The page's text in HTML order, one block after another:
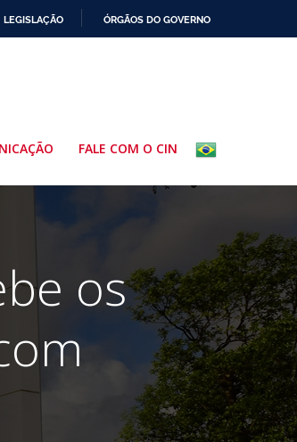
LEGISLAÇÃO ÓRGÃOS DO GOVERNO
FALE COM O CIN
os